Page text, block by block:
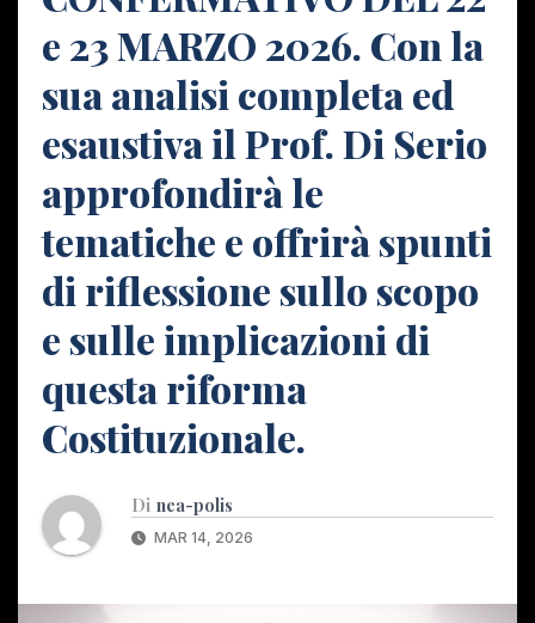
e 23 MARZO 2026. Con la
sua analisi completa ed
esaustiva il Prof. Di Serio
approfondirà le
tematiche e offrirà spunti
di riflessione sullo scopo
e sulle implicazioni di
questa riforma
Costituzionale.
Di nea-polis
MAR 14, 2026